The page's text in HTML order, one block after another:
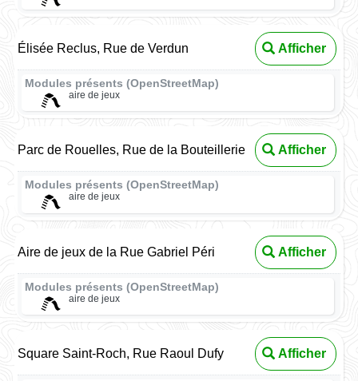
Élisée Reclus, Rue de Verdun Afficher
Modules présents (OpenStreetMap)
aire de jeux
Parc de Rouelles, Rue de la Bouteillerie Afficher
Modules présents (OpenStreetMap)
aire de jeux
Aire de jeux de la Rue Gabriel Péri Afficher
Modules présents (OpenStreetMap)
aire de jeux
Square Saint-Roch, Rue Raoul Dufy Afficher